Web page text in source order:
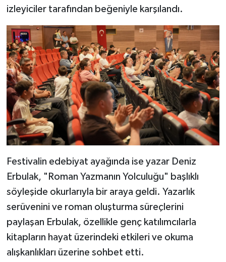
izleyiciler tarafından beğeniyle karşılandı.
Festivalin edebiyat ayağında ise yazar Deniz
Erbulak, "Roman Yazmanın Yolculuğu" başlıklı
söyleşide okurlarıyla bir araya geldi. Yazarlık
serüvenini ve roman oluşturma süreçlerini
paylaşan Erbulak, özellikle genç katılımcılarla
kitapların hayat üzerindeki etkileri ve okuma
alışkanlıkları üzerine sohbet etti.